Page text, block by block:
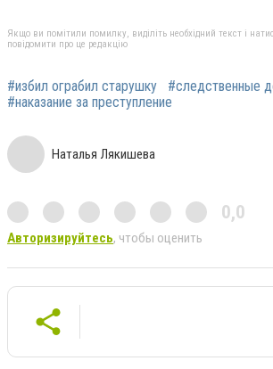
Якщо ви помітили помилку, виділіть необхідний текст і
повідомити про це редакцію
#избил ограбил старушку
#следственные
#наказание за преступление
Наталья Лякишева
0,0
Авторизируйтесь, чтобы оценить